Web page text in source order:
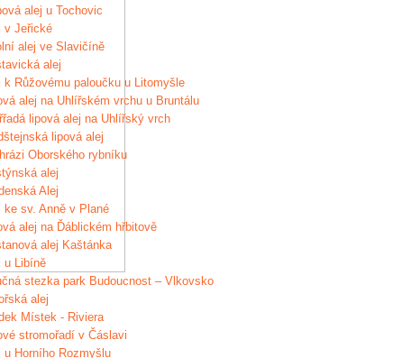
alej u Tochovic
v Jeřické
alej ve Slavičíně
alej
k Růžovému paloučku u Litomyšle
alej na Uhlířském vrchu u Bruntálu
lipová alej na Uhlířský vrch
lipová alej
Oborského rybníku
alej
Alej
ke sv. Anně v Plané
alej na Ďáblickém hřbitově
alej Kaštánka
u Libíně
stezka park Budoucnost – Vlkovsko
alej
Místek - Riviera
stromořadí v Čáslavi
u Horního Rozmyšlu